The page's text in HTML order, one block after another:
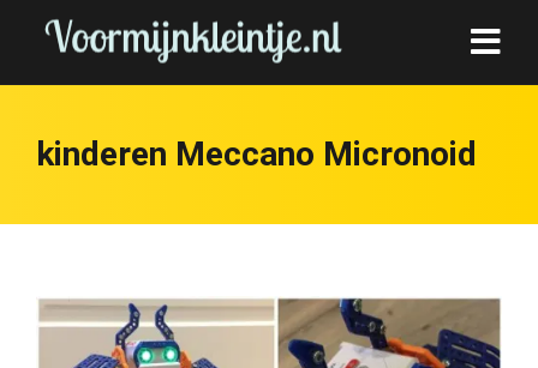
kinderen Meccano Micronoid